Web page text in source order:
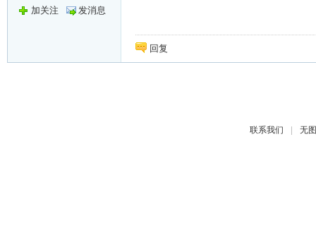
加关注
发消息
回复
联系我们 | 无